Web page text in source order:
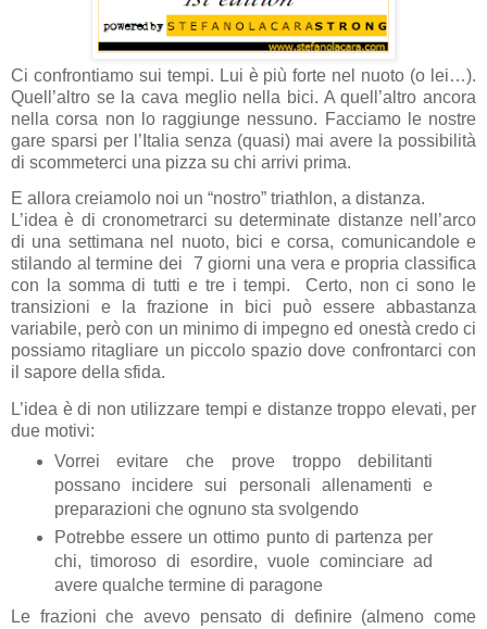
Ci confrontiamo sui tempi. Lui è più forte nel nuoto (o lei…).
Quell’altro se la cava meglio nella bici. A quell’altro ancora
nella corsa non lo raggiunge nessuno. Facciamo le nostre
gare sparsi per l’Italia senza (quasi) mai avere la possibilità
di scommeterci una pizza su chi arrivi prima.
E allora creiamolo noi un “nostro” triathlon, a distanza.
L’idea è di cronometrarci su determinate distanze nell’arco
di una settimana nel nuoto, bici e corsa, comunicandole e
stilando al termine dei 7 giorni una vera e propria classifica
con la somma di tutti e tre i tempi. Certo, non ci sono le
transizioni e la frazione in bici può essere abbastanza
variabile, però con un minimo di impegno ed onestà credo ci
possiamo ritagliare un piccolo spazio dove confrontarci con
il sapore della sfida.
L’idea è di non utilizzare tempi e distanze troppo elevati, per
due motivi:
Vorrei evitare che prove troppo debilitanti
possano incidere sui personali allenamenti e
preparazioni che ognuno sta svolgendo
Potrebbe essere un ottimo punto di partenza per
chi, timoroso di esordire, vuole cominciare ad
avere qualche termine di paragone
Le frazioni che avevo pensato di definire (almeno come